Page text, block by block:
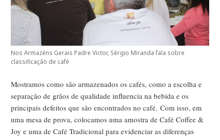
Nos Armazéns Gerais Padre Victor, Sérgio Miranda fala sobre
classificação de café
Mostramos como são armazenados os cafés, como a escolha e
separação de grãos de qualidade influencia na bebida e os
principais defeitos que são encontrados no café.Com isso, em
uma mesa de prova, colocamos uma amostra de Café Coffee &
Joy e uma de Café Tradicional para evidenciar as diferenças